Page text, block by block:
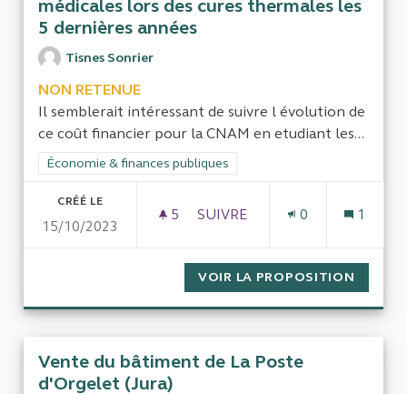
médicales lors des cures thermales les
5 dernières années
Tisnes Sonrier
NON RETENUE
Il semblerait intéressant de suivre l évolution de
ce coût financier pour la CNAM en etudiant les...
Filtrer les résultats de la catégorie : Économie & finances
Économie & finances publiques
CRÉÉ LE
15/10/2023
5 5 ABONNÉS
SUIVRE
0 1
VOIR LA PROPOSITION
Vente du bâtiment de La Poste
d'Orgelet (Jura)